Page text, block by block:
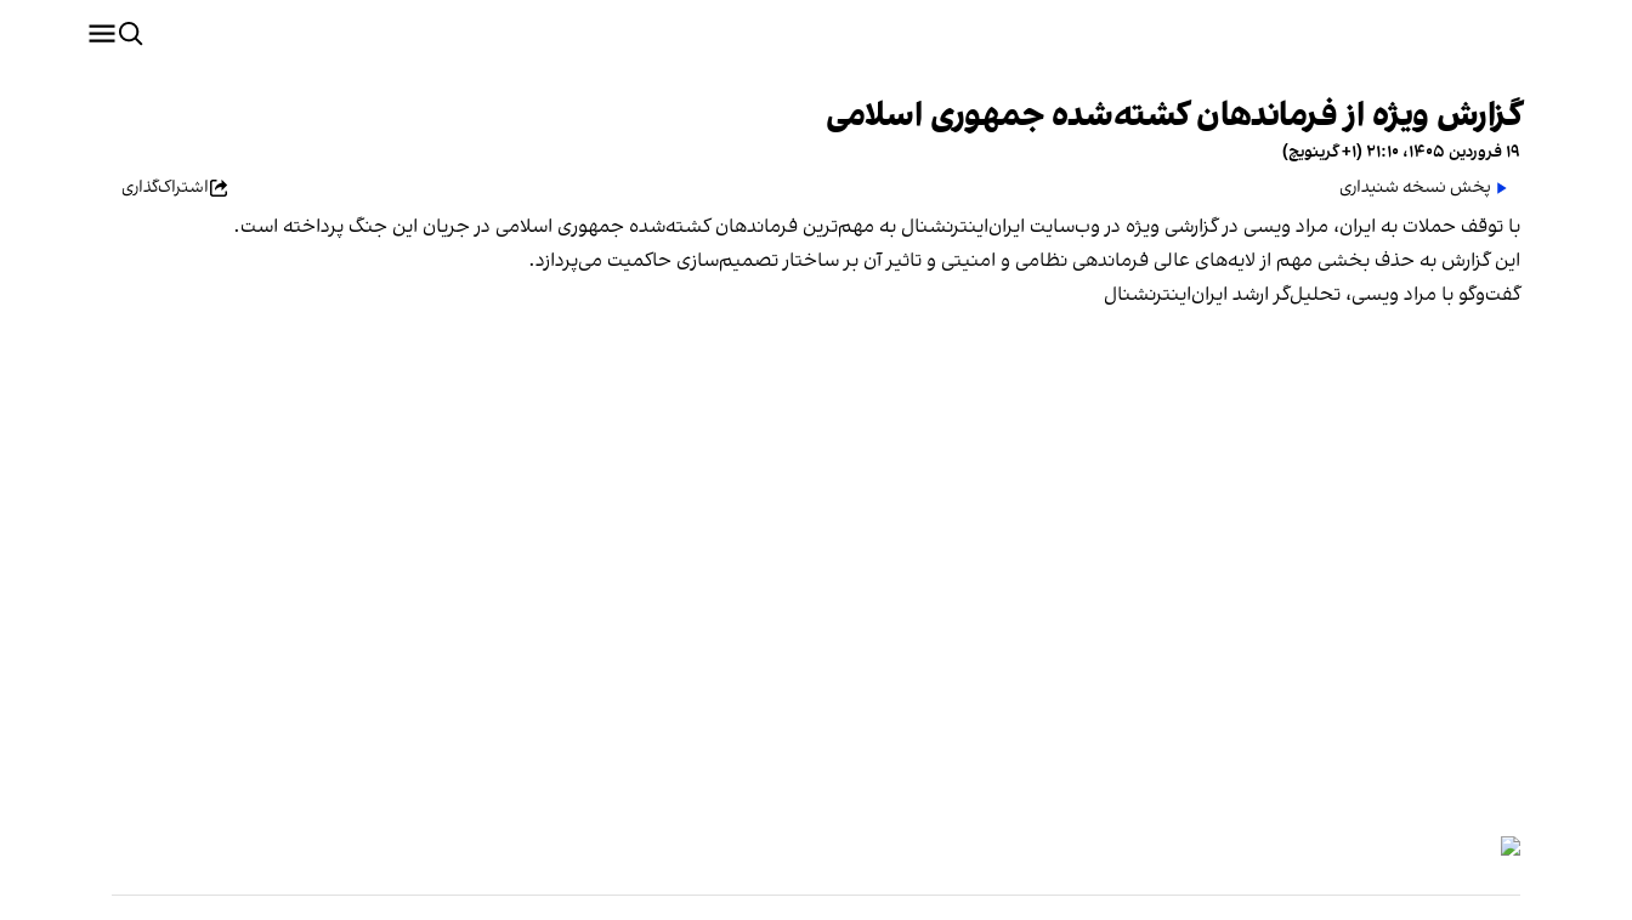
گزارش ویژه از فرماندهان کشته‌شده جمهوری اسلامی
۱۹ فروردین ۱۴۰۵، ۲۱:۱۰ (‎+۱ گرینویچ)
پخش نسخه شنیداری
اشتراک‌گذاری
با توقف حملات به ایران، مراد ویسی در گزارشی ویژه در وب‌سایت ایران‌اینترنشنال به مهم‌ترین فرماندهان کشته‌شده جمهوری اسلامی در جریان این جنگ پرداخته است.
این گزارش به حذف بخشی مهم از لایه‌های عالی فرماندهی نظامی و امنیتی و تاثیر آن بر ساختار تصمیم‌سازی حاکمیت می‌پردازد.
گفت‌وگو با مراد ویسی، تحلیل‌گر ارشد ایران‌اینترنشنال